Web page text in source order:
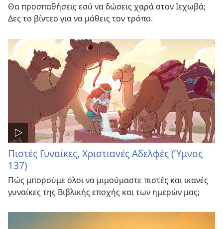
Θα προσπαθήσεις εσύ να δώσεις χαρά στον Ιεχωβά;
Δες το βίντεο για να μάθεις τον τρόπο.
Πιστές Γυναίκες, Χριστιανές Αδελφές (Ύμνος
137)
Πώς μπορούμε όλοι να μιμούμαστε πιστές και ικανές
γυναίκες της Βιβλικής εποχής και των ημερών μας;